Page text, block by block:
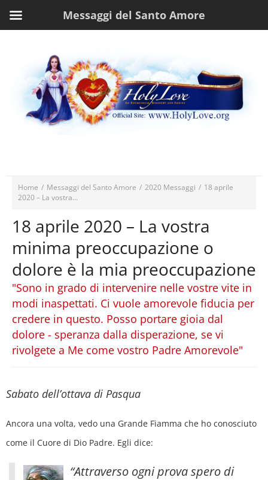
Home / Messaggi del Santo Amore / 2020 Messaggi / 18 aprile
2020 – La vostra...
18 aprile 2020 – La vostra
minima preoccupazione o
dolore è la mia preoccupazione
"Sono in grado di intervenire nelle vostre vite in
modi inaspettati. Ci vuole amorevole fiducia per
credere in questo. Posso portare gioia dal
dolore - speranza dalla disperazione, se vi
rivolgete a Me come vostro Padre Amorevole"
Sabato dell’ottava di Pasqua
Ancora una volta, vedo una Grande Fiamma che ho conosciuto
come il Cuore di Dio Padre. Egli dice:
“Attraverso ogni prova spero di
Messaggi del Santo Amore